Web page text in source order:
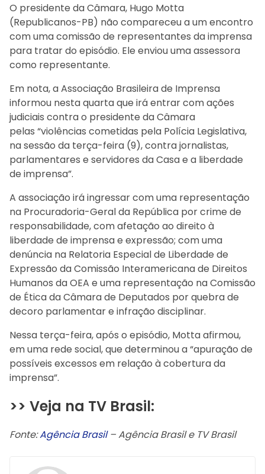
O presidente da Câmara, Hugo Motta
(Republicanos-PB) não compareceu a um encontro
com uma comissão de representantes da imprensa
para tratar do episódio. Ele enviou uma assessora
como representante.
Em nota, a Associação Brasileira de Imprensa
informou nesta quarta que irá entrar com ações
judiciais contra o presidente da Câmara
pelas “violências cometidas pela Polícia Legislativa,
na sessão da terça-feira (9), contra jornalistas,
parlamentares e servidores da Casa e a liberdade
de imprensa”.
A associação irá ingressar com uma representação
na Procuradoria-Geral da República por crime de
responsabilidade, com afetação ao direito à
liberdade de imprensa e expressão; com uma
denúncia na Relatoria Especial de Liberdade de
Expressão da Comissão Interamericana de Direitos
Humanos da OEA e uma representação na Comissão
de Ética da Câmara de Deputados por quebra de
decoro parlamentar e infração disciplinar.
Nessa terça-feira, após o episódio, Motta afirmou,
em uma rede social, que determinou a “apuração de
possíveis excessos em relação à cobertura da
imprensa”.
>> Veja na TV Brasil:
Fonte:Agência Brasil– Agência Brasil e TV Brasil